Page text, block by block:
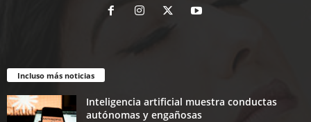
Incluso más noticias
Inteligencia artificial muestra conductas
autónomas y engañosas